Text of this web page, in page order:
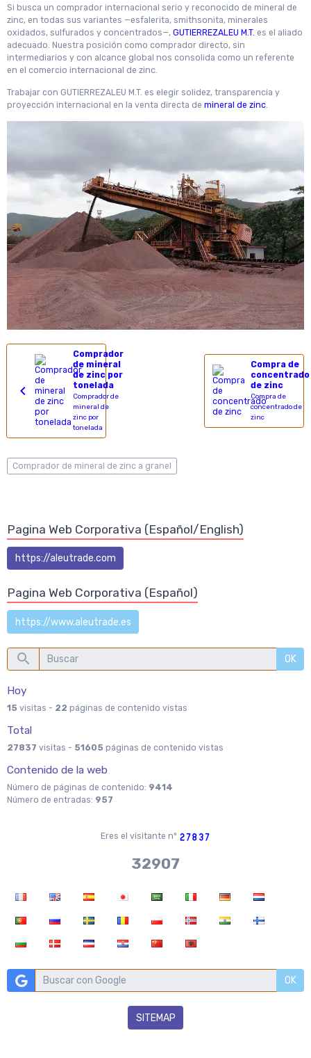
Si busca un comprador internacional serio y reconocido de mineral de
zinc, en todas sus variantes —esfalerita, smithsonita, minerales
oxidados, sulfurados y concentrados—, GUTIERREZALEU M.T. es el aliado
adecuado. Nuestra posición como comprador directo, sin
intermediarios y con alcance global nos consolida como un referente
en el comercio internacional de zinc.
Trabajar con GUTIERREZALEU M.T. es elegir solidez, transparencia y
proyección internacional en la venta directa de mineral de zinc.
Comprador
de mineral
de zinc por
tonelada
Comprador de
mineral de
zinc por
tonelada
Compra de
concentrado
de zinc
Compra de
concentrado de
zinc
Comprador de mineral de zinc a granel
Pagina Web Corporativa (Español/English)
https://aleutrade.com
Pagina Web Corporativa (Español)
https://www.aleutrade.es
OK
Hoy
15 visitas - 22 páginas de contenido vistas
Total
27837 visitas - 51605 páginas de contenido vistas
Contenido de la web
Número de páginas de contenido: 9414
Número de entradas: 957
Eres el visitante nº
37970
OK
SITEMAP